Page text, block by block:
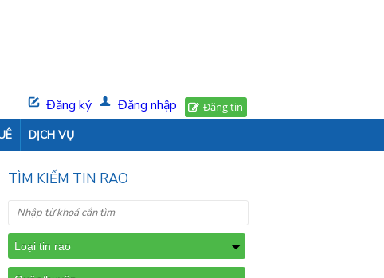
Đăng tin
Đăng nhập
Đăng ký
DỊCH VỤ
TÌM KIẾM TIN RAO